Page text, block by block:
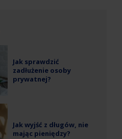
Jak sprawdzić
zadłużenie osoby
prywatnej?
Jak wyjść z długów, nie
mając pieniędzy?